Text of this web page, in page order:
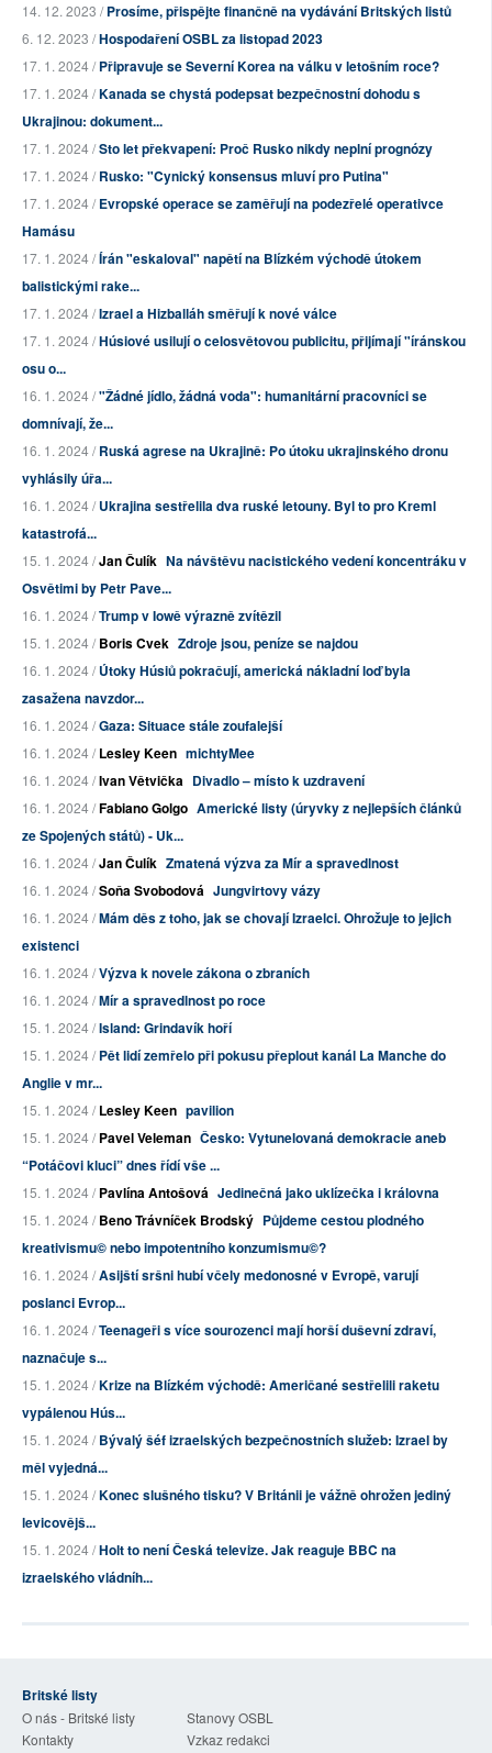
14. 12. 2023 /Prosíme, přispějte finančně na vydávání Britských listů
6. 12. 2023 /Hospodaření OSBL za listopad 2023
17. 1. 2024 /Připravuje se Severní Korea na válku v letošním roce?
17. 1. 2024 /Kanada se chystá podepsat bezpečnostní dohodu s
Ukrajinou: dokument...
17. 1. 2024 /Sto let překvapení: Proč Rusko nikdy neplní prognózy
17. 1. 2024 /Rusko: "Cynický konsensus mluví pro Putina"
17. 1. 2024 /Evropské operace se zaměřují na podezřelé operativce
Hamásu
17. 1. 2024 /Írán "eskaloval" napětí na Blízkém východě útokem
balistickými rake...
17. 1. 2024 /Izrael a Hizballáh směřují k nové válce
17. 1. 2024 /Húsiové usilují o celosvětovou publicitu, přijímají "íránskou
osu o...
16. 1. 2024 /"Žádné jídlo, žádná voda": humanitární pracovníci se
domnívají, že...
16. 1. 2024 /Ruská agrese na Ukrajině: Po útoku ukrajinského dronu
vyhlásily úřa...
16. 1. 2024 /Ukrajina sestřelila dva ruské letouny. Byl to pro Kreml
katastrofá...
15. 1. 2024 /Jan Čulík Na návštěvu nacistického vedení koncentráku v
Osvětimi by Petr Pave...
16. 1. 2024 /Trump v Iowě výrazně zvítězil
15. 1. 2024 /Boris Cvek Zdroje jsou, peníze se najdou
16. 1. 2024 /Útoky Húsiů pokračují, americká nákladní loď byla
zasažena navzdor...
16. 1. 2024 /Gaza: Situace stále zoufalejší
16. 1. 2024 /Lesley Keen michtyMee
16. 1. 2024 /Ivan Větvička Divadlo – místo k uzdravení
16. 1. 2024 /Fabiano Golgo Americké listy (úryvky z nejlepších článků
ze Spojených států) - Uk...
16. 1. 2024 /Jan Čulík Zmatená výzva za Mír a spravedlnost
16. 1. 2024 /Soňa Svobodová Jungvirtovy vázy
16. 1. 2024 /Mám děs z toho, jak se chovají Izraelci. Ohrožuje to jejich
existenci
16. 1. 2024 /Výzva k novele zákona o zbraních
16. 1. 2024 /Mír a spravedlnost po roce
15. 1. 2024 /Island: Grindavík hoří
15. 1. 2024 /Pět lidí zemřelo při pokusu přeplout kanál La Manche do
Anglie v mr...
15. 1. 2024 /Lesley Keen pavilion
15. 1. 2024 /Pavel Veleman Česko: Vytunelovaná demokracie aneb
“Potáčovi kluci” dnes řídí vše ...
15. 1. 2024 /Pavlína Antošová Jedinečná jako uklízečka i královna
15. 1. 2024 /Beno Trávníček Brodský Půjdeme cestou plodného
kreativismu© nebo impotentního konzumismu©?
16. 1. 2024 /Asijští sršni hubí včely medonosné v Evropě, varují
poslanci Evrop...
16. 1. 2024 /Teenageři s více sourozenci mají horší duševní zdraví,
naznačuje s...
15. 1. 2024 /Krize na Blízkém východě: Američané sestřelili raketu
vypálenou Hús...
15. 1. 2024 /Bývalý šéf izraelských bezpečnostních služeb: Izrael by
měl vyjedná...
15. 1. 2024 /Konec slušného tisku? V Británii je vážně ohrožen jediný
levicovějš...
15. 1. 2024 /Holt to není Česká televize. Jak reaguje BBC na
izraelského vládníh...
Britské listy
O nás - Britské listy
Stanovy OSBL
Kontakty
Vzkaz redakci